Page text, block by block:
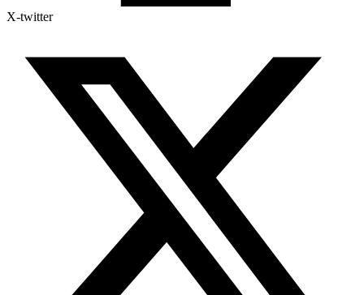
X-twitter